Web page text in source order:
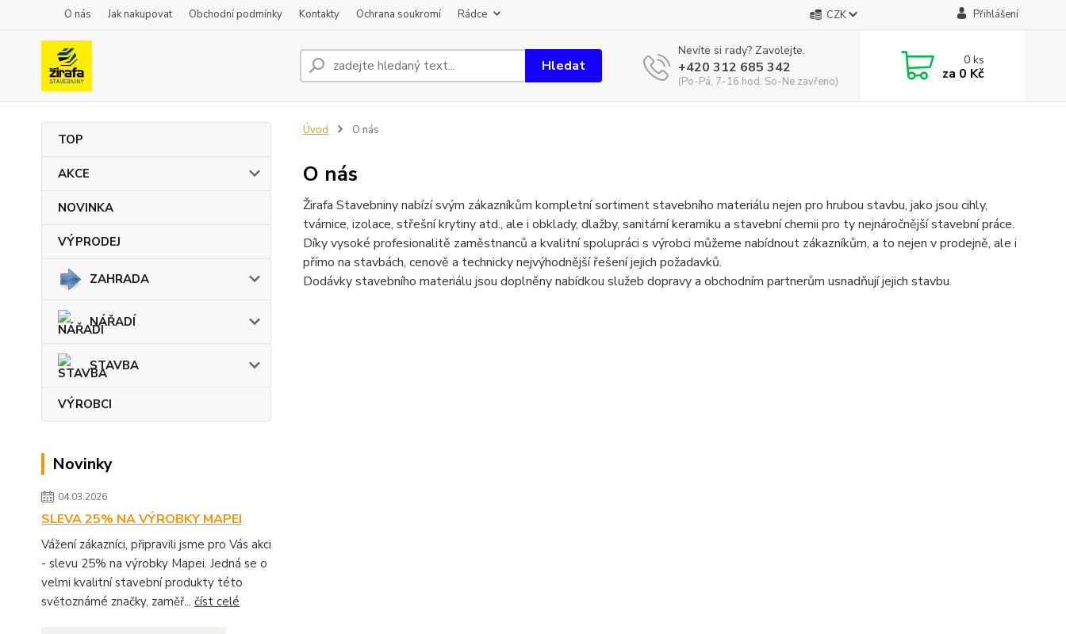
O nás Jak nakupovat Obchodní podmínky Kontakty Ochrana soukromí Rádce CZK Přihlášení
Hledat
Nevíte si rady? Zavolejte.
+420 312 685 342
(Po-Pá, 7-16 hod. So-Ne zavřeno)
0ks
za 0 Kč
TOP
AKCE
NOVINKA
VÝPRODEJ
ZAHRADA
NÁŘADÍ
STAVBA
VÝROBCI
Novinky
04.03.2026
SLEVA 25% NA VÝROBKY MAPEI
Vážení zákazníci, připravili jsme pro Vás akci
- slevu 25% na výrobky Mapei. Jedná se o
velmi kvalitní stavební produkty této
světoznámé značky, zaměř... číst celé
Úvod O nás
O nás
Žirafa Stavebniny nabízí svým zákazníkům kompletní sortiment stavebního materiálu nejen pro hrubou stavbu, jako jsou cihly,
tvárnice, izolace, střešní krytiny atd., ale i obklady, dlažby, sanitární keramiku a stavební chemii pro ty nejnáročnější stavební práce.
Díky vysoké profesionalitě zaměstnanců a kvalitní spolupráci s výrobci můžeme nabídnout zákazníkům, a to nejen v prodejně, ale i
přímo na stavbách, cenově a technicky nejvýhodnější řešení jejich požadavků.
Dodávky stavebního materiálu jsou doplněny nabídkou služeb dopravy a obchodním partnerům usnadňují jejich stavbu.